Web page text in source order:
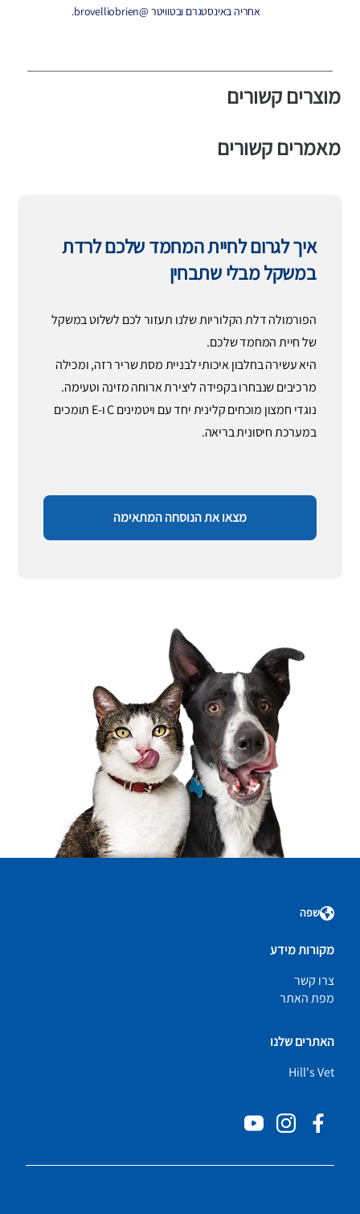
אחריה באינסטגרם ובטוויטר @brovelliobrien.
מוצרים קשורים
מאמרים קשורים
איך לגרום לחיית המחמד שלכם לרדת
במשקל מבלי שתבחין
הפורמולה דלת הקלוריות שלנו תעזור לכם לשלוט במשקל
של חיית המחמד שלכם.
היא עשירה בחלבון איכותי לבניית מסת שריר רזה, ומכילה
מרכיבים שנבחרו בקפידה ליצירת ארוחה מזינה וטעימה.
נוגדי חמצון מוכחים קלינית יחד עם ויטמינים C ו-E תומכים
במערכת חיסונית בריאה.
מצאו את הנוסחה המתאימה
שפה
מקורות מידע
צרו קשר
מפת האתר
האתרים שלנו
Hill's Vet